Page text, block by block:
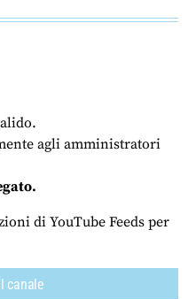
agli amministratori
di YouTube Feeds per
canale